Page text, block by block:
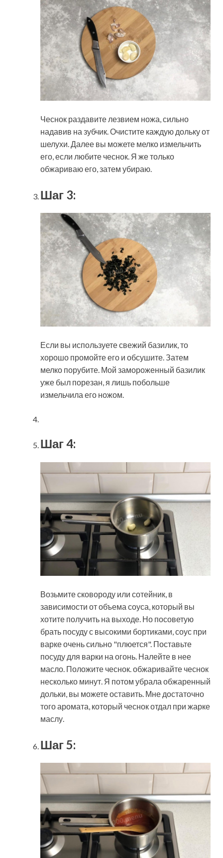
Чеснок раздавите лезвием ножа, сильно
надавив на зубчик. Очистите каждую дольку от
шелухи. Далее вы можете мелко измельчить
его, если любите чеснок. Я же только
обжариваю его, затем убираю.
Шаг 3:
Если вы используете свежий базилик, то
хорошо промойте его и обсушите. Затем
мелко порубите. Мой замороженный базилик
уже был порезан, я лишь побольше
измельчила его ножом.
Шаг 4:
Возьмите сковороду или сотейник, в
зависимости от объема соуса, который вы
хотите получить на выходе. Но посоветую
брать посуду с высокими бортиками, соус при
варке очень сильно "плюется". Поставьте
посуду для варки на огонь. Налейте в нее
масло. Положите чеснок. обжаривайте чеснок
несколько минут. Я потом убрала обжаренный
дольки, вы можете оставить. Мне достаточно
того аромата, который чеснок отдал при жарке
маслу.
Шаг 5: